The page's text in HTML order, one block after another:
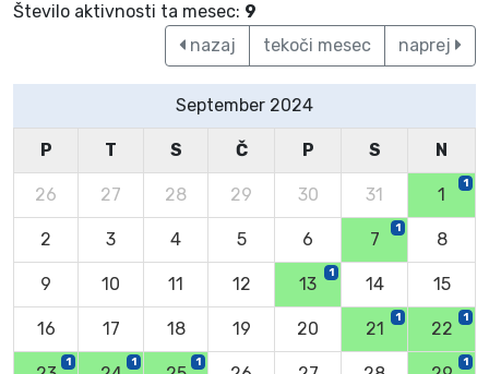
Število aktivnosti ta mesec: 9
nazaj
tekoči mesec naprej
September 2024
P T S Č P S N
26 27 28 29 30 31 1
1
2 3 4 5 6 7
1
8
9 10 11 12 13
1
14 15
16 17 18 19 20 21
1
22
1
1 1 1 1